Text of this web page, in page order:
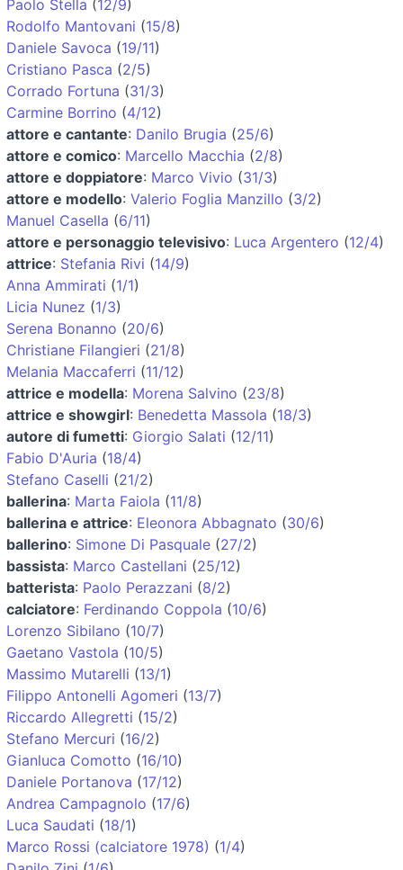
Paolo Stella (12/9)
Rodolfo Mantovani (15/8)
Daniele Savoca (19/11)
Cristiano Pasca (2/5)
Corrado Fortuna (31/3)
Carmine Borrino (4/12)
attore e cantante: Danilo Brugia (25/6)
attore e comico: Marcello Macchia (2/8)
attore e doppiatore: Marco Vivio (31/3)
attore e modello: Valerio Foglia Manzillo (3/2)
Manuel Casella (6/11)
attore e personaggio televisivo: Luca Argentero (12/4)
attrice: Stefania Rivi (14/9)
Anna Ammirati (1/1)
Licia Nunez (1/3)
Serena Bonanno (20/6)
Christiane Filangieri (21/8)
Melania Maccaferri (11/12)
attrice e modella: Morena Salvino (23/8)
attrice e showgirl: Benedetta Massola (18/3)
autore di fumetti: Giorgio Salati (12/11)
Fabio D'Auria (18/4)
Stefano Caselli (21/2)
ballerina: Marta Faiola (11/8)
ballerina e attrice: Eleonora Abbagnato (30/6)
ballerino: Simone Di Pasquale (27/2)
bassista: Marco Castellani (25/12)
batterista: Paolo Perazzani (8/2)
calciatore: Ferdinando Coppola (10/6)
Lorenzo Sibilano (10/7)
Gaetano Vastola (10/5)
Massimo Mutarelli (13/1)
Filippo Antonelli Agomeri (13/7)
Riccardo Allegretti (15/2)
Stefano Mercuri (16/2)
Gianluca Comotto (16/10)
Daniele Portanova (17/12)
Andrea Campagnolo (17/6)
Luca Saudati (18/1)
Marco Rossi (calciatore 1978) (1/4)